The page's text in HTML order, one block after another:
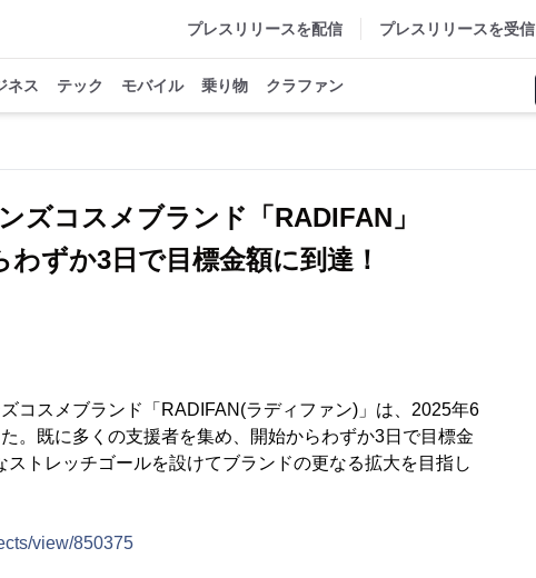
プレスリリースを配信 プレスリリースを受信
ネス テック モバイル 乗り物 クラファン
ズコスメブランド「RADIFAN」
ずか3日で目標金額に到達！
コスメブランド「RADIFAN(ラディファン)」は、2025年6
。既に多くの支援者を集め、開始からわずか3日で目標金
トレッチゴールを設けてブランドの更なる拡大を目指し
view/850375